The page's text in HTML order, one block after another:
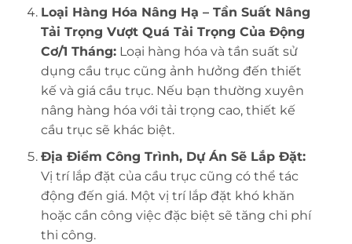
Loại Hàng Hóa Nâng Hạ – Tần Suất Nâng
Tải Trọng Vượt Quá Tải Trọng Của Động
Cơ/1 Tháng:Loại hàng hóa và tần suất sử
dụng cầu trục cũng ảnh hưởng đến thiết
kế và giá cầu trục. Nếu bạn thường xuyên
nâng hàng hóa với tải trọng cao, thiết kế
cầu trục sẽ khác biệt.
Địa Điểm Công Trình, Dự Án Sẽ Lắp Đặt:
Vị trí lắp đặt của cầu trục cũng có thể tác
động đến giá. Một vị trí lắp đặt khó khăn
hoặc cần công việc đặc biệt sẽ tăng chi phí
thi công.